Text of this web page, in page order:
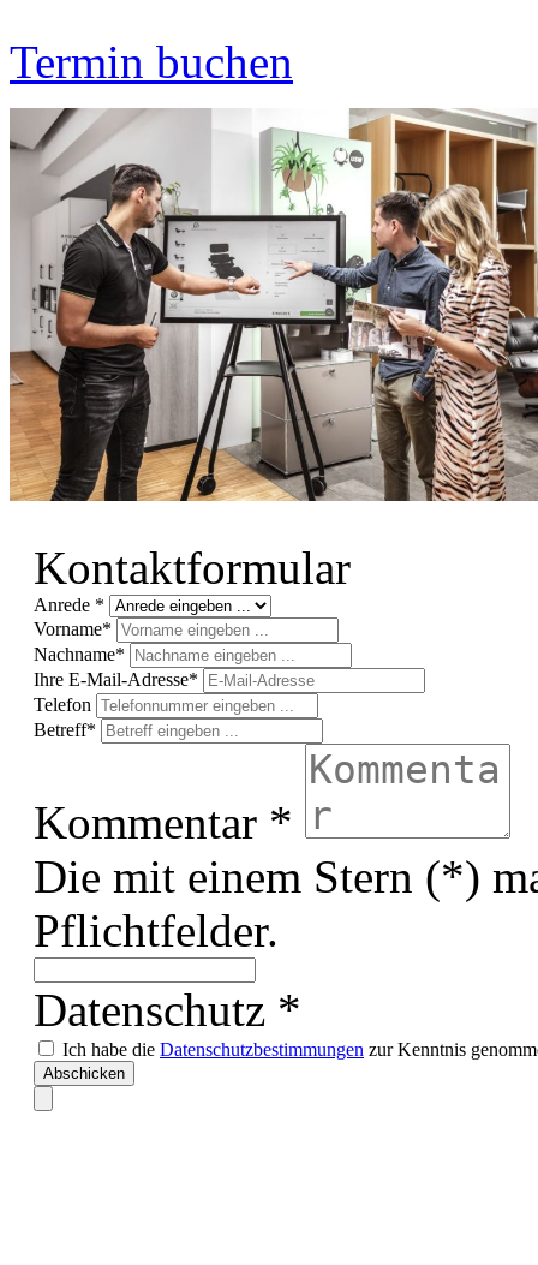
Termin buchen
Kontaktformular
Anrede *
Vorname*
Nachname*
Ihre E-Mail-Adresse*
Telefon
Betreff*
Kommentar *
Die mit einem Stern (*)
Pflichtfelder.
Datenschutz *
Ich habe die Datenschutzbestimmungen zur Kenntnis
Abschicken